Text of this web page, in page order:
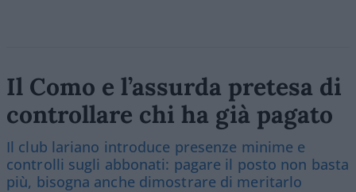
Il Como e l’assurda pretesa di
controllare chi ha già pagato
Il club lariano introduce presenze minime e
controlli sugli abbonati: pagare il posto non basta
più, bisogna anche dimostrare di meritarlo